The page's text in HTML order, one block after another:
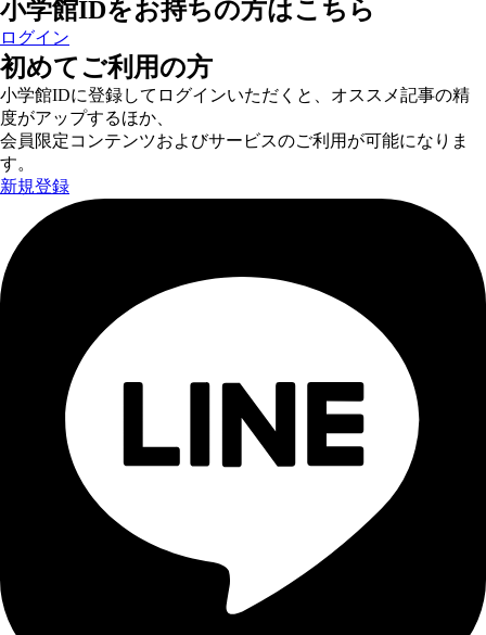
小学館IDをお持ちの方はこちら
ログイン
初めてご利用の方
小学館IDに登録してログインいただくと、オススメ記事の精
度がアップするほか、
会員限定コンテンツおよびサービスのご利用が可能になりま
す。
新規登録